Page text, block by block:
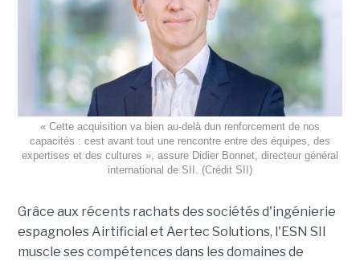
« Cette acquisition va bien au-delà dun renforcement de nos
capacités : cest avant tout une rencontre entre des équipes, des
expertises et des cultures », assure Didier Bonnet, directeur général
international de SII. (Crédit SII)
Grâce aux récents rachats des sociétés d'ingénierie
espagnoles Airtificial et Aertec Solutions, l'ESN SII
muscle ses compétences dans les domaines de